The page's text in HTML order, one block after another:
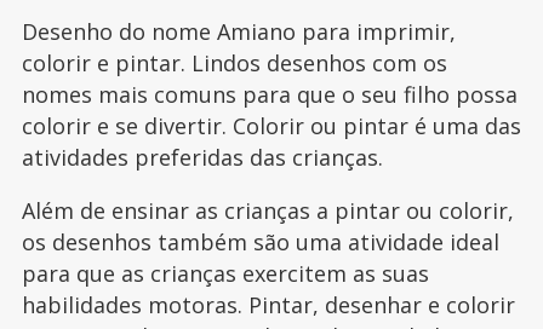
Desenho do nome Amiano para imprimir,
colorir e pintar. Lindos desenhos com os
nomes mais comuns para que o seu filho possa
colorir e se divertir. Colorir ou pintar é uma das
atividades preferidas das crianças.
Além de ensinar as crianças a pintar ou colorir,
os desenhos também são uma atividade ideal
para que as crianças exercitem as suas
habilidades motoras. Pintar, desenhar e colorir